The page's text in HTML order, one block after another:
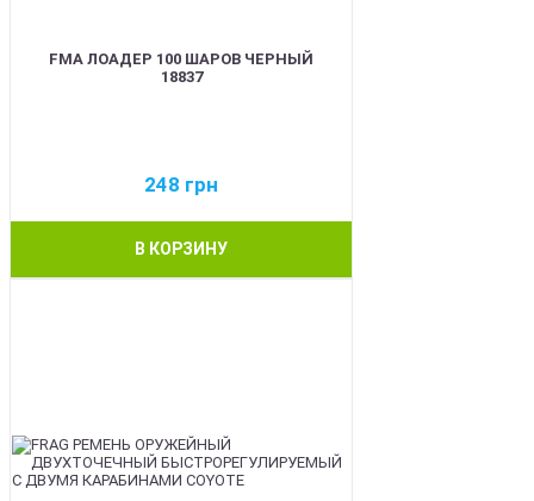
FMA ЛОАДЕР 100 ШАРОВ ЧЕРНЫЙ
18837
248 грн
В КОРЗИНУ